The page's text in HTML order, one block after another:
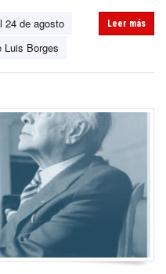
24 de agosto
Luis Borges
Leer más